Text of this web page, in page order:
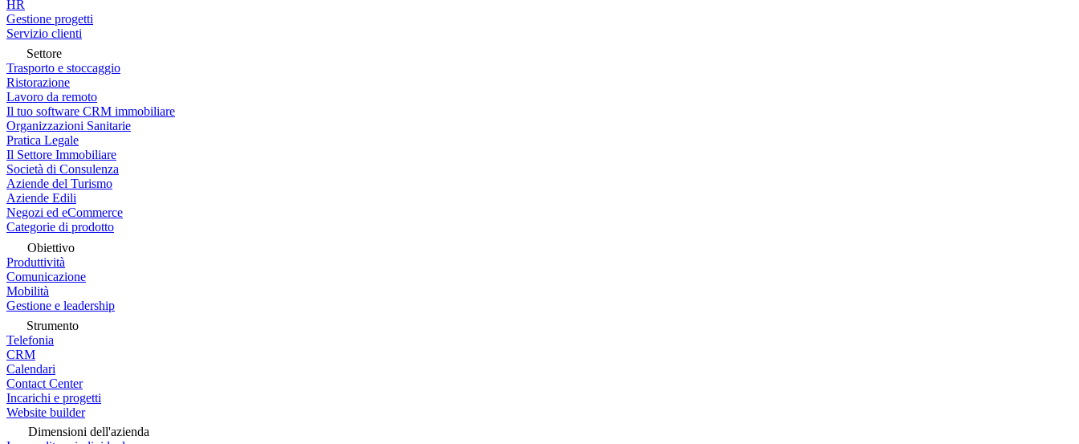
HR
Gestione progetti
Servizio clienti
Settore
Trasporto e stoccaggio
Ristorazione
Lavoro da remoto
Il tuo software CRM immobiliare
Organizzazioni Sanitarie
Pratica Legale
Il Settore Immobiliare
Società di Consulenza
Aziende del Turismo
Aziende Edili
Negozi ed eCommerce
Categorie di prodotto
Obiettivo
Produttività
Comunicazione
Mobilità
Gestione e leadership
Strumento
Telefonia
CRM
Calendari
Contact Center
Incarichi e progetti
Website builder
Dimensioni dell'azienda